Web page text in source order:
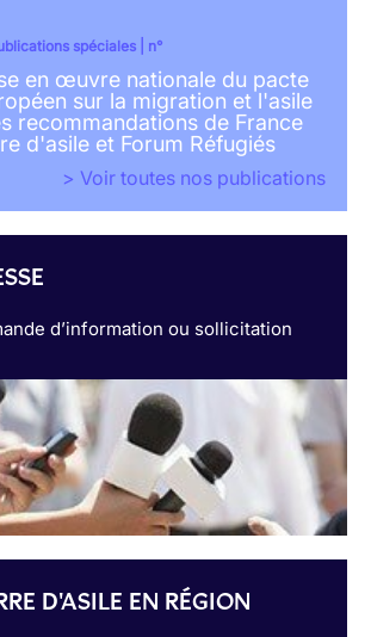
spéciales | n°
en œuvre nationale du pacte
sur la migration et l'asile
recommandations de France
d'asile et Forum Réfugiés
> Voir toutes nos publications
d’information ou sollicitation
D'ASILE EN RÉGION